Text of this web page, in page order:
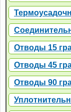
Отводы 15
Отводы 45
Отводы 90